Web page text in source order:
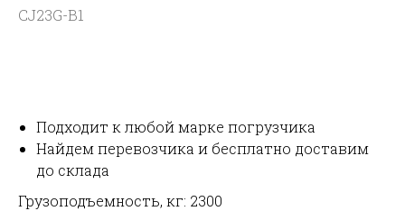
CJ23G-B1
Подходит к любой марке погрузчика
Найдем перевозчика и бесплатно доставим
до склада
Грузоподъемность, кг: 2300